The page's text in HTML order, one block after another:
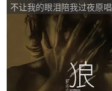
不让我的眼泪陪我过夜原唱
是齐秦，由初高中数理化补
习翻唱(播放:152)